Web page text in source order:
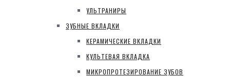
УЛЬТРАНИРЫ
ЗУБНЫЕ ВКЛАДКИ
КЕРАМИЧЕСКИЕ ВКЛАДКИ
КУЛЬТЕВАЯ ВКЛАДКА
МИКРОПРОТЕЗИРОВАНИЕ ЗУБОВ